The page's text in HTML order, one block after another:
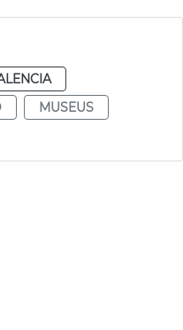
MUSEUS